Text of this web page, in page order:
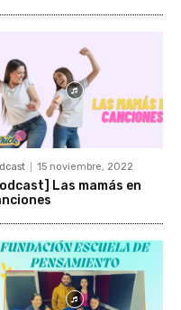
15 noviembre, 2022
Las mamás en